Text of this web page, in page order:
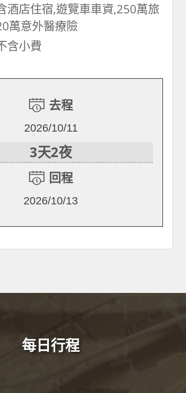
酒店住宿,遊覽車車資,250萬旅
萬意外醫療險
含小費
去程
2026/10/11
3天2夜
回程
2026/10/13
每日行程